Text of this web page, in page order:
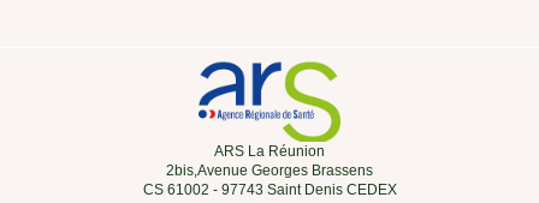
ARS La Réunion
2bis,Avenue Georges Brassens
CS 61002 - 97743 Saint Denis CEDEX